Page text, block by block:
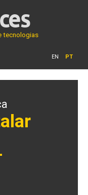
tecnologias
EN PT